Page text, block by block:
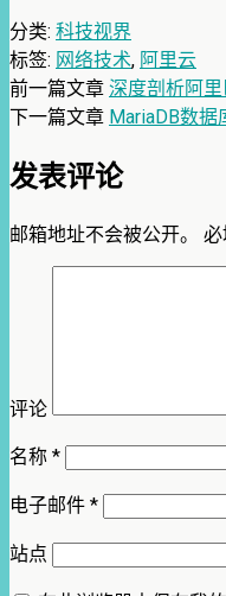
分类: 科技视界
标签: 网络技术, 阿里云
前一篇文章 深度剖析阿里
下一篇文章 MariaDB数据
发表评论
邮箱地址不会被公开。 必
评论
名称 *
电子邮件 *
站点